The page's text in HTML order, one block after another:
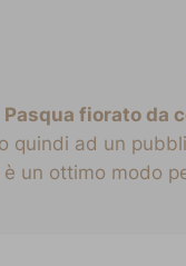
Pasqua fiorato da
quindi ad un
un ottimo modo